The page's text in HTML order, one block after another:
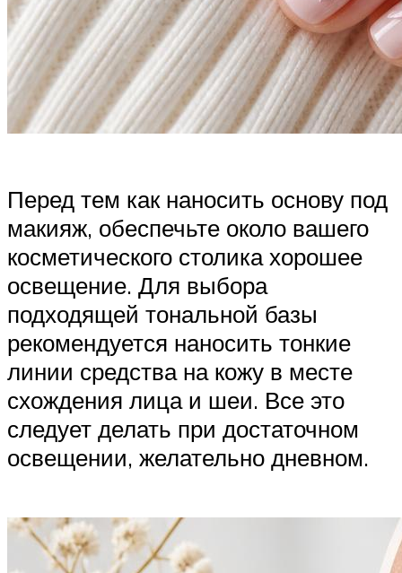
Перед тем как наносить основу под
макияж, обеспечьте около вашего
косметического столика хорошее
освещение. Для выбора
подходящей тональной базы
рекомендуется наносить тонкие
линии средства на кожу в месте
схождения лица и шеи. Все это
следует делать при достаточном
освещении, желательно дневном.